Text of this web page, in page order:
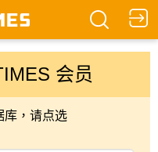
会员
，请点选